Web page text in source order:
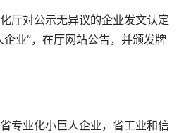
厅对公示无异议的企业发文认定
业”，在厅网站公告，并颁发牌
专业化小巨人企业，省工业和信